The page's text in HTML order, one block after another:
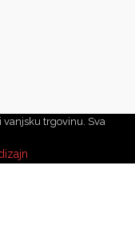
trgovinu. Sva